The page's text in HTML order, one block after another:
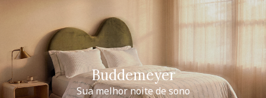
Buddemeyer
Sua melhor noite de sono